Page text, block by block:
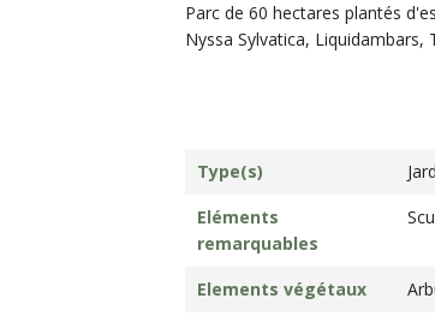
Parc de 60 hectares plantés
Nyssa Sylvatica,
Type(s)
Eléments
remarquables
Elements végétaux